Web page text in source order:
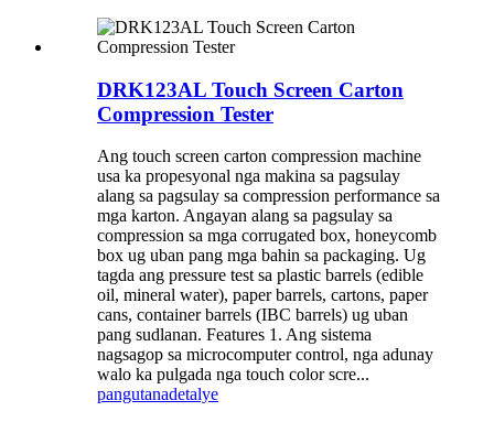
DRK123AL Touch Screen Carton
Compression Tester
Ang touch screen carton compression machine
usa ka propesyonal nga makina sa pagsulay
alang sa pagsulay sa compression performance sa
mga karton. Angayan alang sa pagsulay sa
compression sa mga corrugated box, honeycomb
box ug uban pang mga bahin sa packaging. Ug
tagda ang pressure test sa plastic barrels (edible
oil, mineral water), paper barrels, cartons, paper
cans, container barrels (IBC barrels) ug uban
pang sudlanan. Features 1. Ang sistema
nagsagop sa microcomputer control, nga adunay
walo ka pulgada nga touch color scre...
pangutanadetalye